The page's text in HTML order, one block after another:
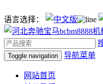
语言选择：
Toggle navigation 导航菜单
网站首页